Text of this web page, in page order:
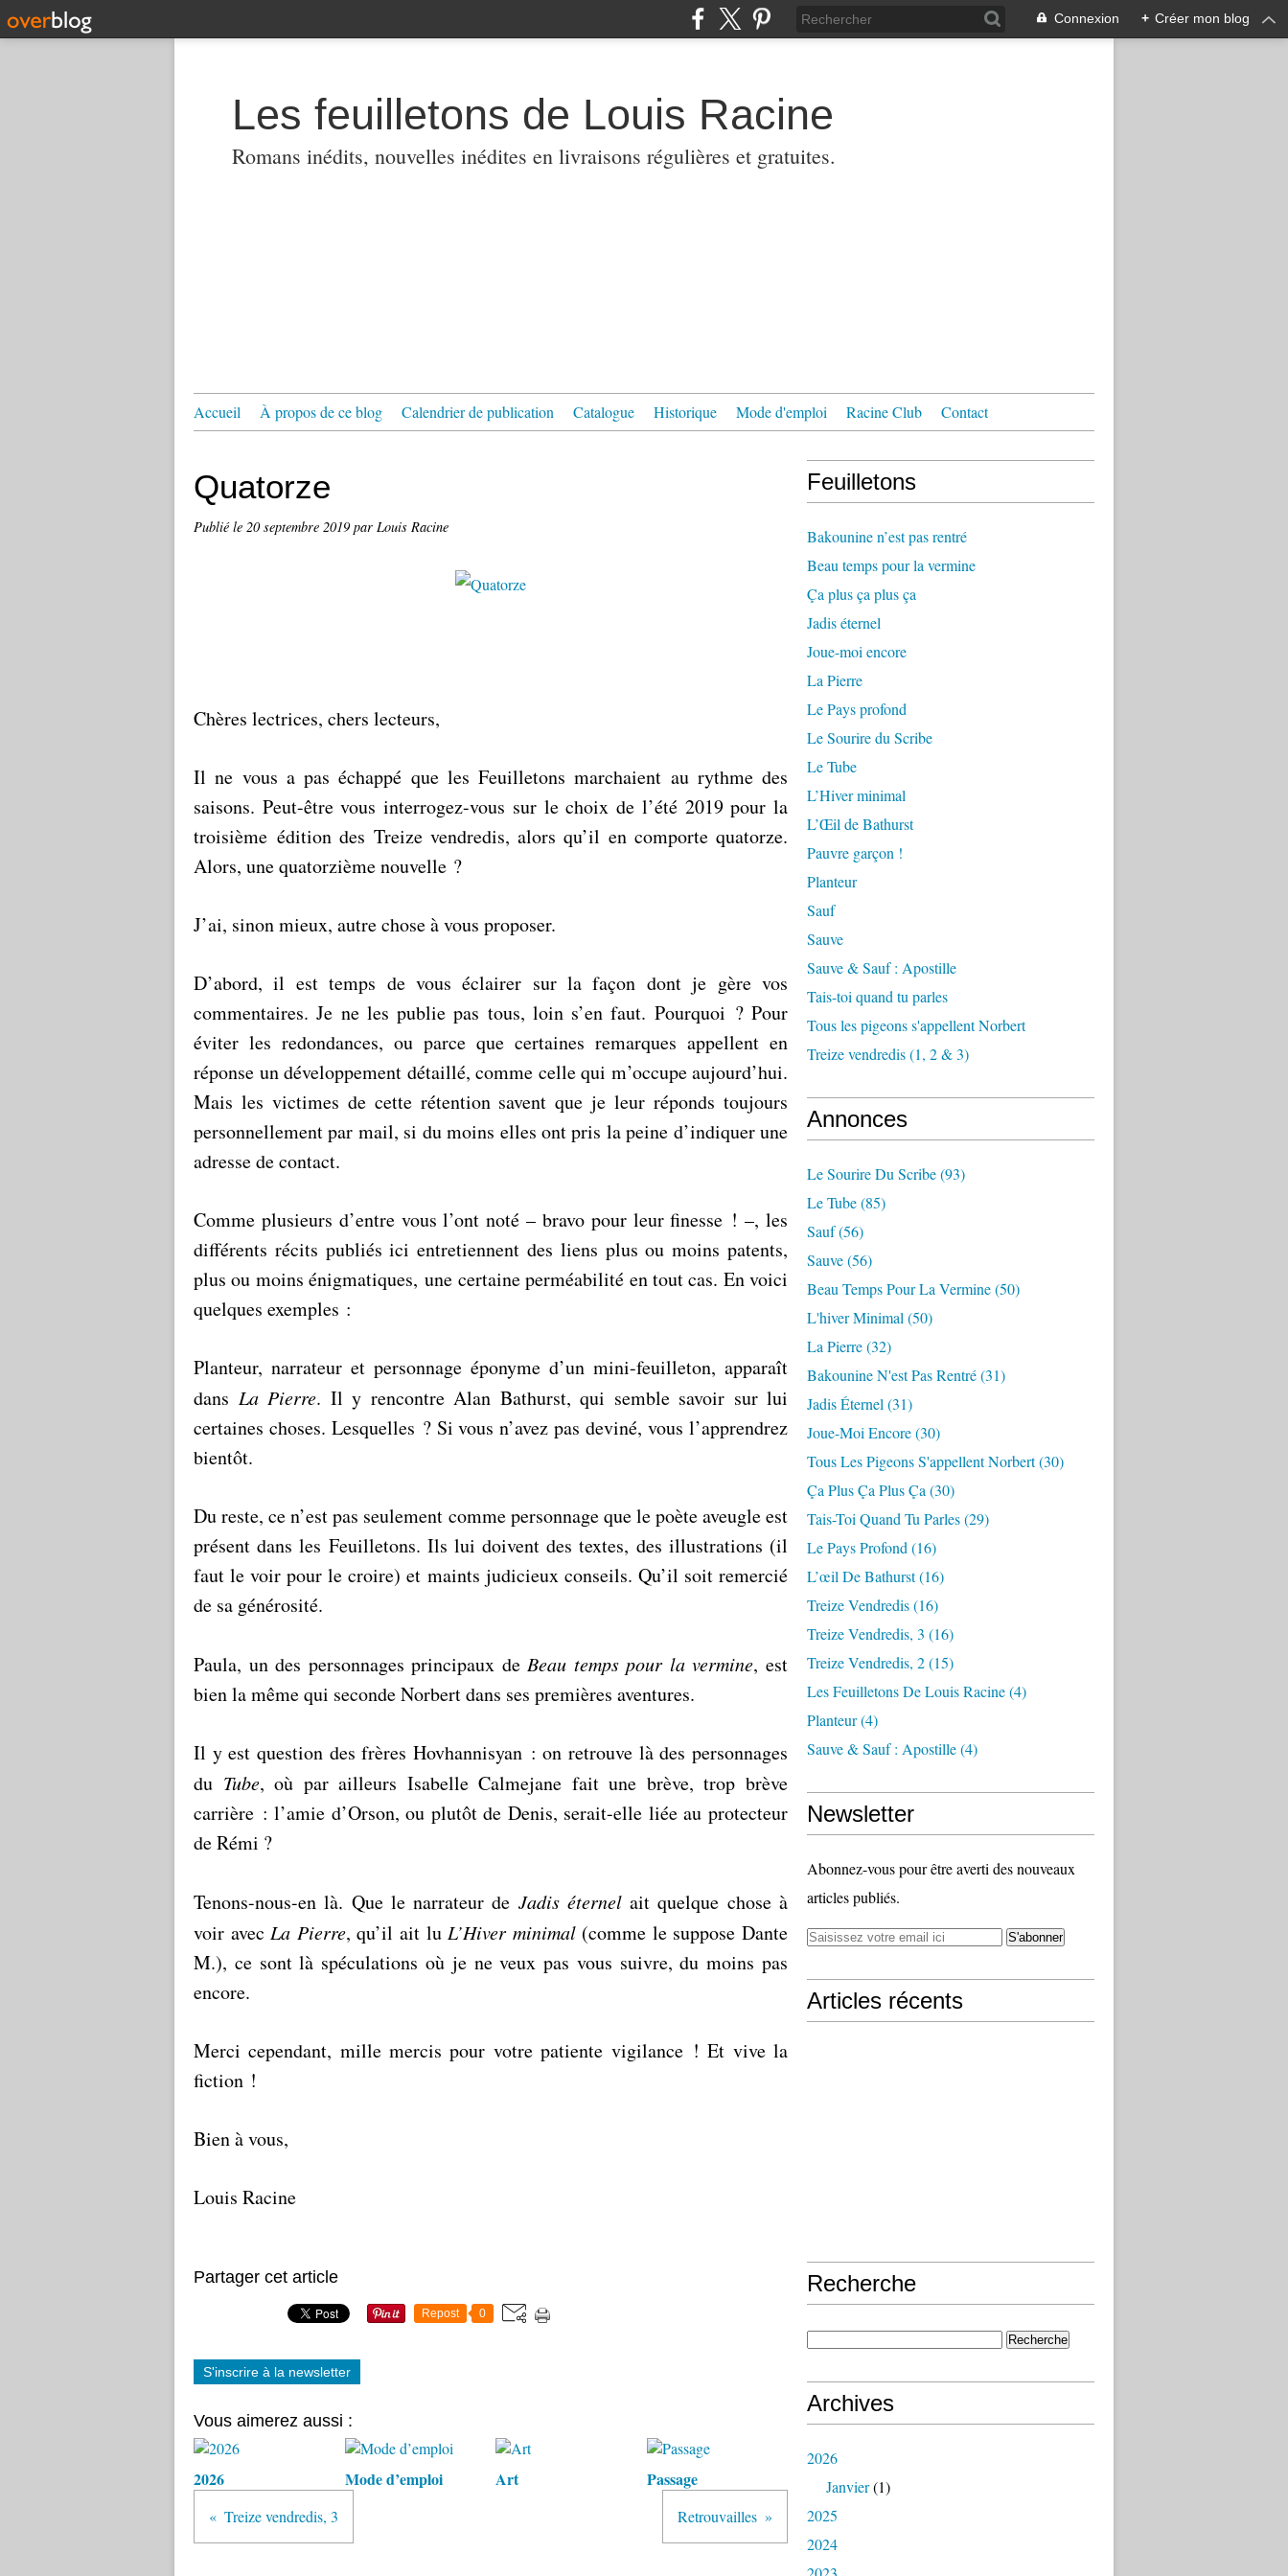
Connexion + Créer mon blog
Les feuilletons de Louis Racine
Romans inédits, nouvelles inédites en livraisons régulières et gratuites.
Accueil À propos de ce blog Calendrier de publication Catalogue Historique Mode d'emploi Racine Club Contact
Quatorze
Publié le 20 septembre 2019 par Louis Racine
Chères lectrices, chers lecteurs,
Il ne vous a pas échappé queles Feuilletons marchaient au rythme des
saisons. Peut-être vous interrogez-vous sur le choix de l’été 2019 pour la
troisième édition des Treize vendredis, alors qu’il en comporte quatorze.
Alors, une quatorzième nouvelle ?
J’ai, sinon mieux, autre chose à vous proposer.
D’abord, il est temps de vous éclairer sur la façon dont je gère vos
commentaires. Je ne les publie pas tous, loin s’en faut. Pourquoi ? Pour
éviter les redondances, ou parce que certaines remarques appellent en
réponse un développement détaillé, comme celle qui m’occupe aujourd’hui.
Mais les victimes de cette rétention savent que je leur réponds toujours
personnellement par mail, si du moins elles ont pris la peine d’indiquer une
adresse de contact.
Comme plusieurs d’entre vous l’ont noté – bravo pour leur finesse ! –, les
différents récits publiés ici entretiennent des liens plus ou moins patents,
plus ou moins énigmatiques, une certaine perméabilité en tout cas. En voici
quelques exemples :
Planteur, narrateur et personnage éponyme d’un mini-feuilleton, apparaît
dans La Pierre. Il y rencontre Alan Bathurst, qui semble savoir sur lui
certaines choses. Lesquelles ? Si vous n’avez pas deviné, vous l’apprendrez
bientôt.
Du reste, ce n’est pas seulement comme personnage que le poète aveugle est
présent dans les Feuilletons. Ils lui doivent des textes, des illustrations (il
faut le voir pour le croire) et maints judicieux conseils. Qu’il soit remercié
de sa générosité.
Paula, un des personnages principaux deBeau temps pour la vermine, est
bien la même qui seconde Norbert dans ses premières aventures.
Il y est question des frères Hovhannisyan : on retrouve là des personnages
du Tube, où par ailleurs Isabelle Calmejane fait une brève, trop brève
carrière : l’amie d’Orson, ou plutôt de Denis, serait-elle liée au protecteur
de Rémi ?
Tenons-nous-en là. Que le narrateur de Jadis éternelait quelque chose à
voir avecLa Pierre, qu’il ait luL’Hiver minimal(comme le suppose Dante
M.), ce sont là spéculations où je ne veux pas vous suivre, du moins pas
encore.
Merci cependant, mille mercis pour votre patiente vigilance ! Et vive la
fiction !
Bien à vous,
Louis Racine
Partager cet article
Repost 0
S'inscrire à la newsletter
Vous aimerez aussi :
2026 Mode d’emploi Art Passage
Treize vendredis, 3 Retrouvailles
Feuilletons
Bakounine n’est pas rentré
Beau temps pour la vermine
Ça plus ça plus ça
Jadis éternel
Joue-moi encore
La Pierre
Le Pays profond
Le Sourire du Scribe
Le Tube
L’Hiver minimal
L’Œil de Bathurst
Pauvre garçon !
Planteur
Sauf
Sauve
Sauve & Sauf : Apostille
Tais-toi quand tu parles
Tous les pigeons s'appellent Norbert
Treize vendredis (1, 2 & 3)
Annonces
Le Sourire Du Scribe(93)
Le Tube(85)
Sauf(56)
Sauve(56)
Beau Temps Pour La Vermine(50)
L'hiver Minimal (50)
La Pierre(32)
Bakounine N'est Pas Rentré(31)
Jadis Éternel (31)
Joue-Moi Encore(30)
Tous Les Pigeons S'appellent Norbert(30)
Ça Plus Ça Plus Ça (30)
Tais-Toi Quand Tu Parles(29)
Le Pays Profond (16)
L’œil De Bathurst(16)
Treize Vendredis(16)
Treize Vendredis, 3 (16)
Treize Vendredis, 2(15)
Les Feuilletons De Louis Racine(4)
Planteur(4)
Sauve & Sauf : Apostille(4)
Newsletter
Abonnez-vous pour être averti des nouveaux
articles publiés.
Articles récents
Recherche
Archives
2026
Janvier(1)
2025
2024